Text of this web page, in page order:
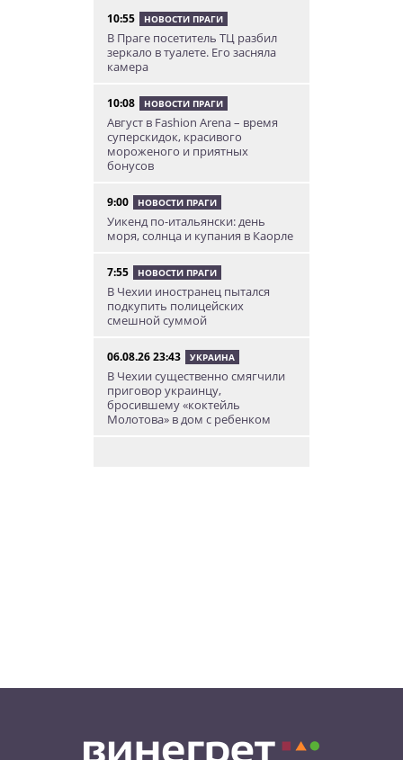
10:55 НОВОСТИ ПРАГИ
В Праге посетитель ТЦ разбил
зеркало в туалете. Его засняла
камера
10:08 НОВОСТИ ПРАГИ
Август в Fashion Arena – время
суперскидок, красивого
мороженого и приятных
бонусов
9:00 НОВОСТИ ПРАГИ
Уикенд по-итальянски: день
моря, солнца и купания в Каорле
7:55 НОВОСТИ ПРАГИ
В Чехии иностранец пытался
подкупить полицейских
смешной суммой
06.08.26 23:43 УКРАИНА
В Чехии существенно смягчили
приговор украинцу,
бросившему «коктейль
Молотова» в дом с ребенком